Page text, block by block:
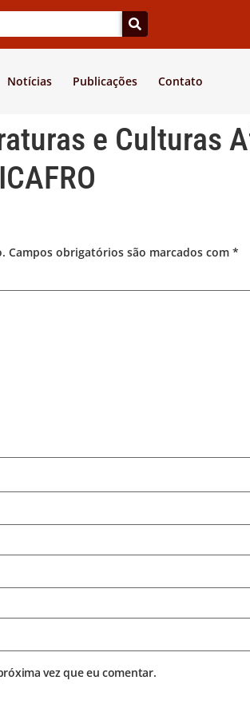
Notícias Publicações Contato
e Culturas
Campos obrigatórios são marcados com *
vez que eu comentar.